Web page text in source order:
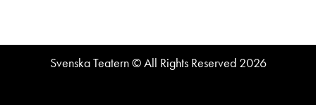
Svenska Teatern © All Rights Reserved 2026